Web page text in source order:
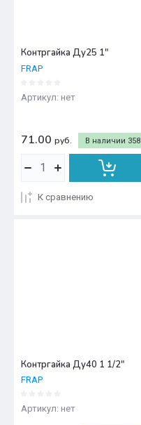
Контргайка Ду25 1"
FRAP
Артикул: нет
В наличии 358
71.00 руб.
К сравнению
Контргайка Ду40 1 1/2"
FRAP
Артикул: нет